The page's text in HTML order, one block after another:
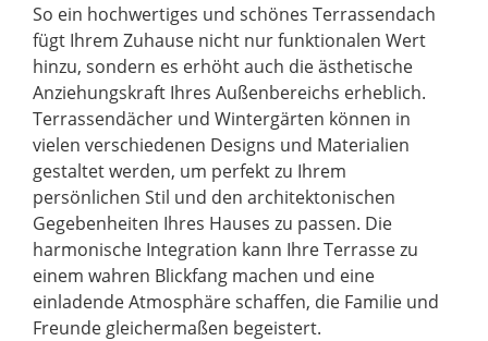
So ein hochwertiges und schönes Terrassendach
fügt Ihrem Zuhause nicht nur funktionalen Wert
hinzu, sondern es erhöht auch die ästhetische
Anziehungskraft Ihres Außenbereichs erheblich.
Terrassendächer und Wintergärten können in
vielen verschiedenen Designs und Materialien
gestaltet werden, um perfekt zu Ihrem
persönlichen Stil und den architektonischen
Gegebenheiten Ihres Hauses zu passen. Die
harmonische Integration kann Ihre Terrasse zu
einem wahren Blickfang machen und eine
einladende Atmosphäre schaffen, die Familie und
Freunde gleichermaßen begeistert.